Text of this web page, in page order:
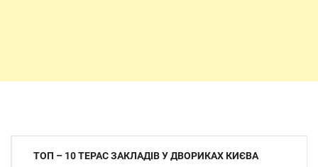
Навігація
ТОП – 10 ТЕРАС ЗАКЛАДІВ У ДВОРИКАХ КИЄВА